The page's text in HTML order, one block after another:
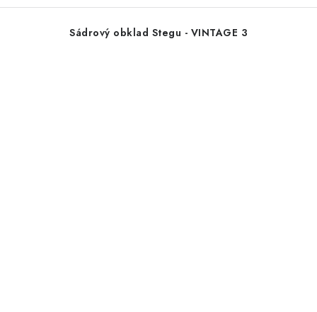
Sádrový obklad Stegu - VINTAGE 3